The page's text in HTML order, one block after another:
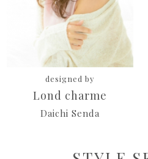
designed by
Lond charme
Daichi Senda